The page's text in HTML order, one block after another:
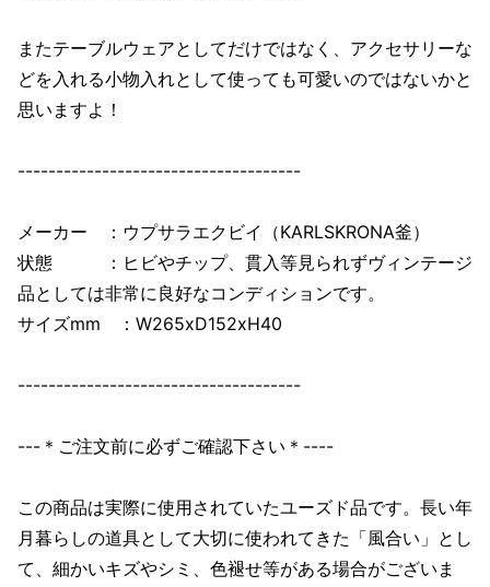
またテーブルウェアとしてだけではなく、アクセサリーな
どを入れる小物入れとして使っても可愛いのではないかと
思いますよ！
-------------------------------------
メーカー ：ウプサラエクビイ（KARLSKRONA釜）
状態 ：ヒビやチップ、貫入等見られずヴィンテージ
品としては非常に良好なコンディションです。
サイズmm ：W265xD152xH40
-------------------------------------
---＊ご注文前に必ずご確認下さい＊----
この商品は実際に使用されていたユーズド品です。長い年
月暮らしの道具として大切に使われてきた「風合い」とし
て、細かいキズやシミ、色褪せ等がある場合がございま